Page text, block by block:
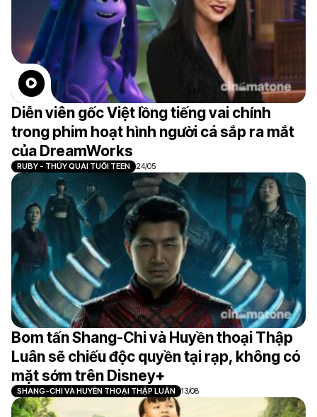
Diễn viên gốc Việt lồng tiếng vai chính
trong phim hoạt hình người cá sắp ra mắt
của DreamWorks
RUBY - THỦY QUÁI TUỔI TEEN 24/05
Bom tấn Shang-Chi và Huyền thoại Thập
Luân sẽ chiếu độc quyền tại rạp, không có
mặt sớm trên Disney+
SHANG-CHI VÀ HUYỀN THOẠI THẬP LUÂN 13/08